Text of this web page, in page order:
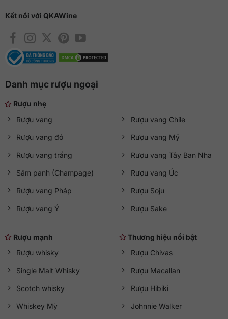
Kết nối với QKAWine
Danh mục rượu ngoại
Rượu nhẹ
Rượu vang
Rượu vang đỏ
Rượu vang trắng
Sâm panh (Champage)
Rượu vang Pháp
Rượu vang Ý
Rượu vang Chile
Rượu vang Mỹ
Rượu vang Tây Ban Nha
Rượu vang Úc
Rượu Soju
Rượu Sake
Rượu mạnh
Rượu whisky
Single Malt Whisky
Scotch whisky
Whiskey Mỹ
Thương hiệu nổi bật
Rượu Chivas
Rượu Macallan
Rượu Hibiki
Johnnie Walker